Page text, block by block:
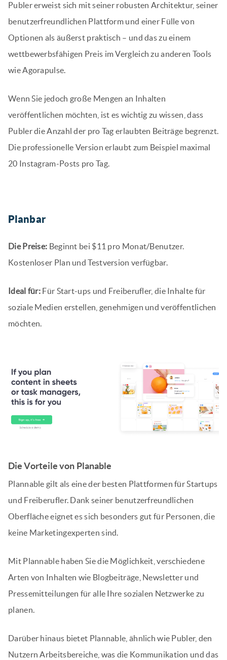
Publer erweist sich mit seiner robusten Architektur, seiner
benutzerfreundlichen Plattform und einer Fülle von
Optionen als äußerst praktisch – und das zu einem
wettbewerbsfähigen Preis im Vergleich zu anderen Tools
wie Agorapulse.
Wenn Sie jedoch große Mengen an Inhalten
veröffentlichen möchten, ist es wichtig zu wissen, dass
Publer die Anzahl der pro Tag erlaubten Beiträge begrenzt.
Die professionelle Version erlaubt zum Beispiel maximal
20 Instagram-Posts pro Tag.
Planbar
Die Preise: Beginnt bei $11 pro Monat/Benutzer.
Kostenloser Plan und Testversion verfügbar.
Ideal für: Für Start-ups und Freiberufler, die Inhalte für
soziale Medien erstellen, genehmigen und veröffentlichen
möchten.
Die Vorteile von Planable
Plannable gilt als eine der besten Plattformen für Startups
und Freiberufler. Dank seiner benutzerfreundlichen
Oberfläche eignet es sich besonders gut für Personen, die
keine Marketingexperten sind.
Mit Plannable haben Sie die Möglichkeit, verschiedene
Arten von Inhalten wie Blogbeiträge, Newsletter und
Pressemitteilungen für alle Ihre sozialen Netzwerke zu
planen.
Darüber hinaus bietet Plannable, ähnlich wie Publer, den
Nutzern Arbeitsbereiche, was die Kommunikation und das